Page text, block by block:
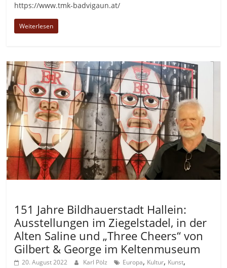
https://www.tmk-badvigaun.at/
Weiterlesen
151 Jahre Bildhauerstadt Hallein:
Ausstellungen im Ziegelstadel, in der
Alten Saline und „Three Cheers“ von
Gilbert & George im Keltenmuseum
20. August 2022 Karl Pölz Europa, Kultur, Kunst,